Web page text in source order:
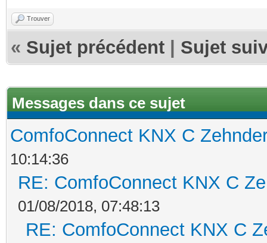
Trouver
« Sujet précédent Sujet
Messages dans ce sujet
ComfoConnect KNX C
10:14:36
RE: ComfoConnect KNX C
01/08/2018, 07:48:13
RE: ComfoConnect KNX C